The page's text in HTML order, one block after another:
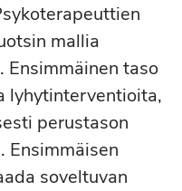
mallia
Ensimmäinen taso
lyhytinterventioita,
perustason
Ensimmäisen
soveltuvan